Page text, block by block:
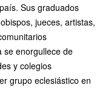
Sus graduados
jueces, artistas,
se enorgullece de
y colegios
grupo eclesiástico en